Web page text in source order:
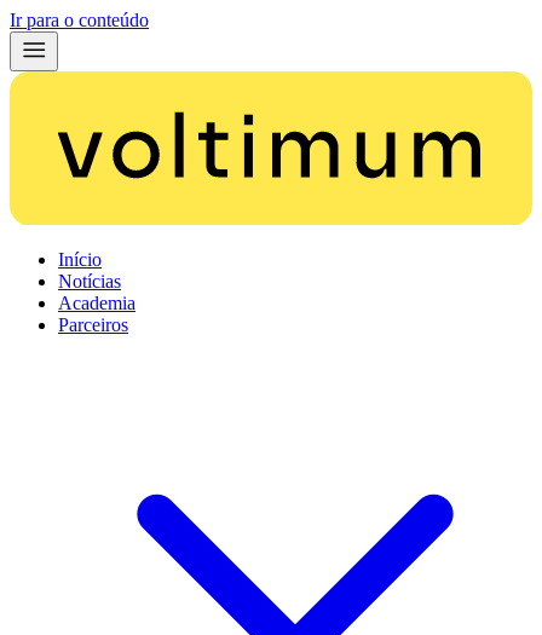
Ir para o conteúdo
Início
Notícias
Academia
Parceiros